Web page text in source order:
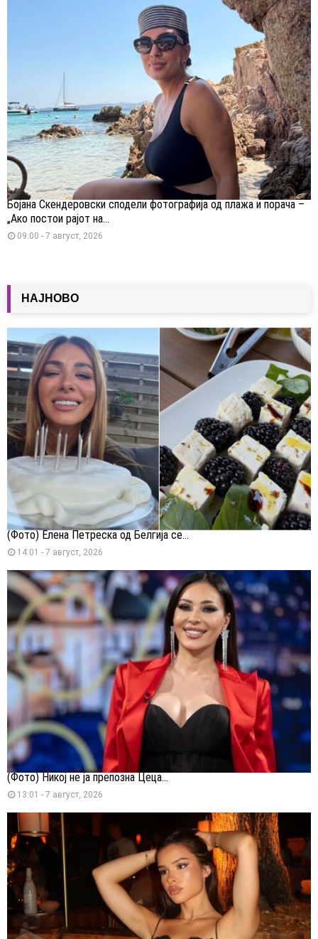
Бојана Скендеровски сподели фотографија од плажа и порача –
„Ако постои рајот на...
09:00 - 7 август, 2026
НАЈНОВО
(Фото) Елена Петреска од Белгија се...
14:01 - 7 август, 2026
(Фото) Никој не ја препозна Цеца...
13:01 - 7 август, 2026